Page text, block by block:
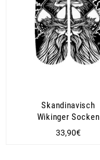
Skandinavisch
Wikinger Socken
Normaler
33,90€